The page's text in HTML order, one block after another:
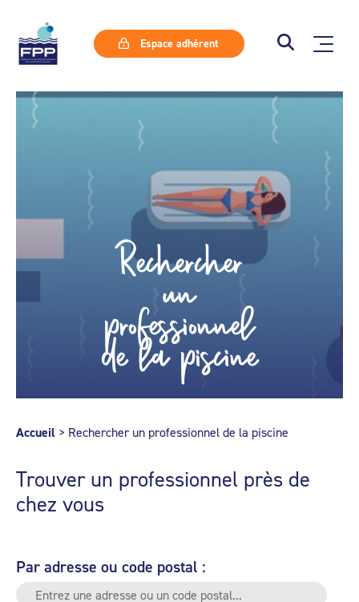
Espace adhérent
Rechercher
un
professionnel
de la piscine
Accueil > Rechercher un professionnel de la piscine
Trouver un professionnel près de
chez vous
Par adresse ou code postal :